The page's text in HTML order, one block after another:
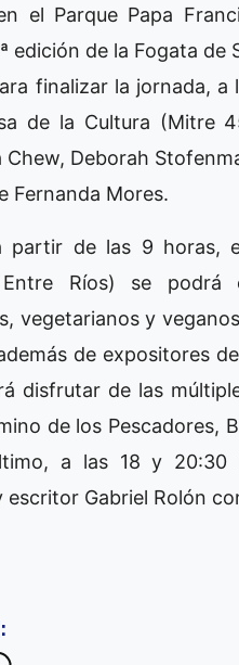
el Parque Papa
edición de la Fogata
finalizar la jornada,
de la Cultura (Mitre
Deborah
Fernanda Mores.
partir de las 9 horas,
Ríos) se podrá
vegetarianos y
de expositores
disfrutar de las
de los Pescadores,
a las 18 y 20:30
Gabriel Rolón